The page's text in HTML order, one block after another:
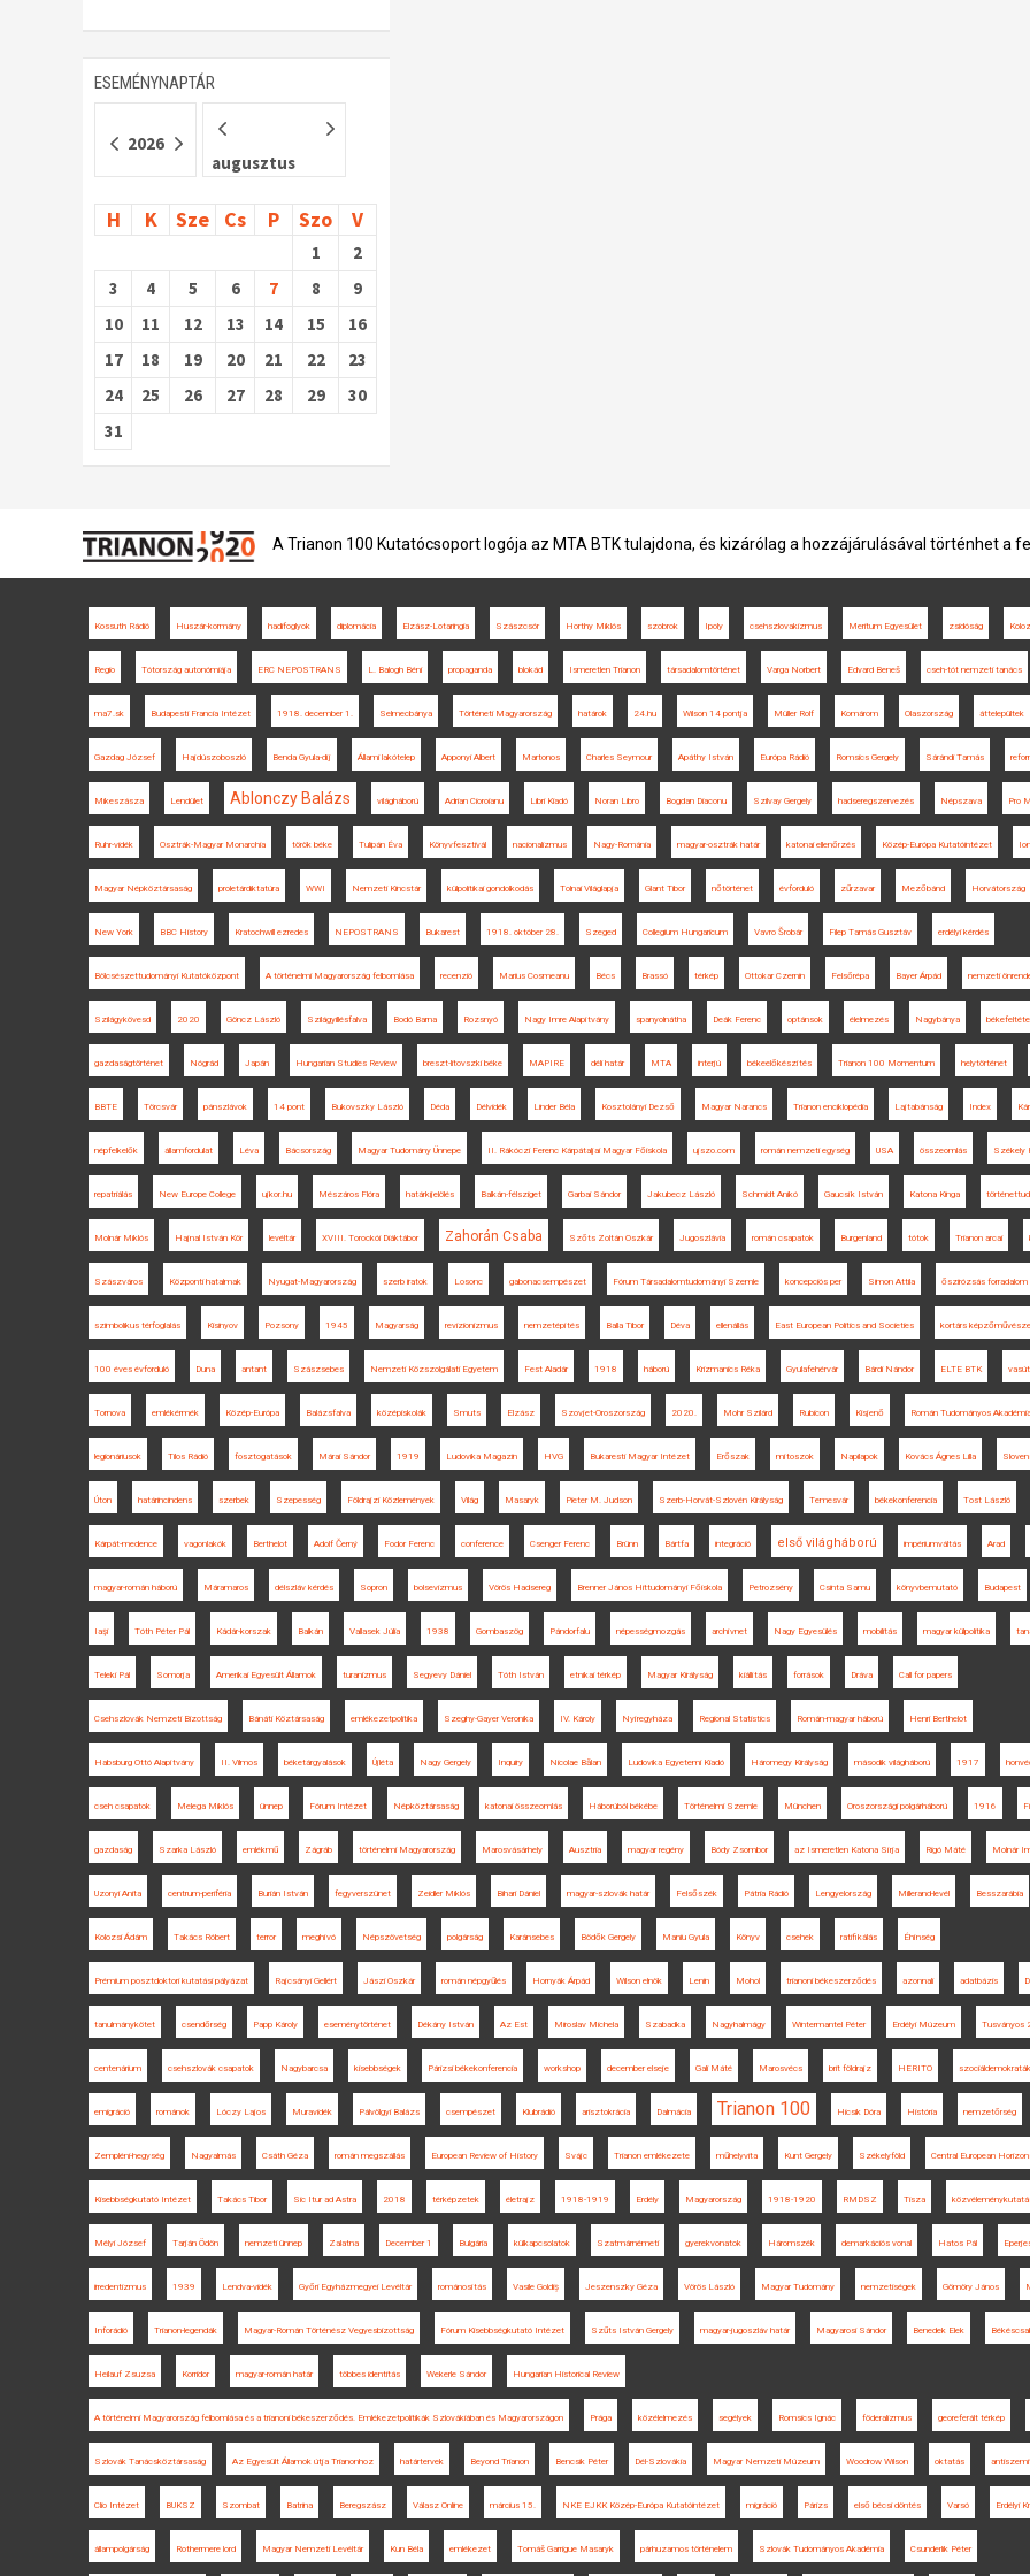
ESEMÉNYNAPTÁR
2026
augusztus
H K Sze Cs P Szo V
1
2
3
4 5 6 7 8
9
10
11 12 13 14 15
16
17
18 19 20 21 22
23
24
25 26 27 28 29
30
31
A Trianon 100 Kutatócsoport logója az MTA BTK tulajdona, és kizárólag a hozzájárulásával történhet a
Kossuth Rádió Huszár-kormány hadifoglyok diplomácia Elzász-Lotaringia Szászcsór Horthy Miklós szobrok Ipoly csehszlovakizmus Meritum Egyesület zsidóság
Regio Tótország autonómiája ERC NEPOSTRANS L. Balogh Béni propaganda blokád Ismeretlen Trianon társadalomtörténet Varga Norbert Edvard Beneš cseh-tót nemzeti tanács
ma7.sk Budapesti Francia Intézet 1918. december 1. Selmecbánya Történeti Magyarország határok 24.hu Wilson 14 pontja Müller Rolf Komárom Olaszország áttelepültek
Gazdag József Hajdúszoboszló Benda Gyula-díj Állami lakótelep Apponyi Albert Martonos Charles Seymour Apáthy István Európa Rádió Romsics Gergely Sárándi Tamás
Mikeszásza Lendület Ablonczy Balázs világháború Adrian Cioroianu Libri Kiadó Noran Libro Bogdan Diaconu Szilvay Gergely hadseregszervezés Népszava Pro
Ruhr-vidék Osztrák-Magyar Monarchia török béke Tulipán Éva Könyvfesztivál nacionalizmus Nagy-Románia magyar-osztrák határ katonai ellenőrzés Közép-Európa Kutatóintézet
Magyar Népköztársaság proletárdiktatúra WWI Nemzeti Kincstár külpolitikai gondolkodás Tolnai Világlapja Glant Tibor nőtörténet évforduló zűrzavar Mezőbánd Horvátország
New York BBC History Kratochwill ezredes NEPOSTRANS Bukarest 1918. október 28. Szeged Collegium Hungaricum Vavro Šrobár Filep Tamás Gusztáv erdélyi kérdés
Bölcsészettudományi Kutatóközpont A történelmi Magyarország felbomlása recenzió Marius Cosmeanu Bécs Brassó térkép Ottokar Czernin Felsőrépa Bayer Árpád nemzeti
Szilágykövesd 2020 Göncz László Szilágyillésfalva Bodó Barna Rozsnyó Nagy Imre Alapítvány spanyolnátha Deák Ferenc optánsok élelmezés Nagybánya
gazdaságtörténet Nógrád Japán Hungarian Studies Review breszt-litovszki béke MAPIRE déli határ MTA interjú békeelőkészítés Trianon 100 Momentum helytörténet
BBTE Törcsvár pánszlávok 14 pont Bukovszky László Déda Délvidék Linder Béla Kosztolányi Dezső Magyar Narancs Trianon enciklopédia Lajtabánság Index
népfelkelők államfordulat Léva Bácsország Magyar Tudomány Ünnepe II. Rákóczi Ferenc Kárpátaljai Magyar Főiskola ujszo.com román nemzeti egység USA összeomlás Székely
repatriálás New Europe College ujkor.hu Mészáros Flóra határkijelölés Balkán-félsziget Garbai Sándor Jakubecz László Schmidt Anikó Gaucsík István Katona Kinga
Molnár Miklós Hajnal István Kör levéltár XVIII. Torockói Diáktábor Zahorán Csaba Szőts Zoltán Oszkár Jugoszlávia román csapatok Burgenland tótok Trianon arcai
Szászváros Központi hatalmak Nyugat-Magyarország szerb iratok Losonc gabonacsempészet Fórum Társadalomtudományi Szemle koncepciós per Simon Attila őszirózsás forradalom
szimbolikus térfoglalás Kisinyov Pozsony 1945 Magyarság revizionizmus nemzetépítés Balla Tibor Déva ellenállás East European Politics and Societies kortárs
100 éves évforduló Duna antant Szászsebes Nemzeti Közszolgálati Egyetem Fest Aladár 1918 háború Krizmanics Réka Gyulafehérvár Bárdi Nándor ELTE BTK
Tornova emlékérmék Közép-Európa Balázsfalva középiskolák Smuts Elzász Szovjet-Oroszország 2020. Mohr Szilárd Rubicon Kisjenő Román Tudományos Akadémia
legionáriusok Tilos Rádió fosztogatások Márai Sándor 1919 Ludovika Magazin HVG Bukaresti Magyar Intézet Erőszak mítoszok Napilapok Kovács Ágnes Lilla
Úton határincindens szerbek Szepesség Földrajzi Közlemények Világ Masaryk Pieter M. Judson Szerb-Horvát-Szlovén Királyság Temesvár békekonferencia Tost László
Kárpát-medence vagonlakók Berthelot Adolf Černý Fodor Ferenc conference Csenger Ferenc Brünn Bártfa integráció első világháború impériumváltás Arad
magyar-román háború Máramaros délszláv kérdés Sopron bolsevizmus Vörös Hadsereg Brenner János Hittudományi Főiskola Petrozsény Csinta Samu könyvbemutató Budapest
Iaşi Tóth Péter Pál Kádár-korszak Balkán Vallasek Júlia 1938 Gombaszög Pándorfalu népességmozgás archívnet Nagy Egyesülés mobilitás magyar külpolitika
Teleki Pál Somorja Amerikai Egyesült Államok turanizmus Segyevy Dániel Tóth István etnikai térkép Magyar Királyság kiállítás források Dráva Call for papers
Csehszlovák Nemzeti Bizottság Bánáti Köztársaság emlékezetpolitika Szeghy-Gayer Veronika IV. Károly Nyíregyháza Regional Statistics Román-magyar háború Henri Berthelot
Habsburg Ottó Alapítvány II. Vilmos béketárgyalások Újléta Nagy Gergely Inquiry Nicolae Bălan Ludovika Egyetemi Kiadó Háromegy Királyság második világháború 1917
cseh csapatok Melega Miklós ünnep Fórum Intézet Népköztársaság katonai összeomlás Háborúból békébe Történelmi Szemle München Oroszországi polgárháború 1916
gazdaság Szarka László emlékmű Zágráb történelmi Magyarország Marosvásárhely Ausztria magyar regény Bódy Zsombor az Ismeretlen Katona Sírja Rigó Máté Molnár
Uzonyi Anita centrum-periféria Burián István fegyverszünet Zeidler Miklós Bihari Dániel magyar-szlovák határ Felsőszék Pátria Rádió Lengyelország Millerand-levél Besszarábia
Kolozsi Ádám Takács Róbert terror meghívó Népszövetség polgárság Karánsebes Bödők Gergely Maniu Gyula Könyv csehek ratifikálás Éhínség
Prémium posztdoktori kutatási pályázat Rajcsányi Gellért Jászi Oszkár román népgyűlés Hornyák Árpád Wilson elnök Lenin Mohol trianoni békeszerződés azonnali adatbázis
tanulmánykötet csendőrség Papp Károly eseménytörténet Dékány István Az Est Miroslav Michela Szabadka Nagyhalmágy Wintermantel Péter Erdélyi Múzeum Tusványos
centenárium csehszlovák csapatok Nagybarcsa kisebbségek Párizsi békekonferencia workshop december elseje Gali Máté Marosvécs brit földrajz HERITO szociáldemokraták
emigráció románok Lóczy Lajos Muravidék Pálvölgyi Balázs csempészet Klubrádió arisztokrácia Dalmácia Trianon 100 Hicsik Dóra História nemzetőrség
Zempléni-hegység Nagyalmás Csáth Géza román megszállás European Review of History Svájc Trianon emlékezete műhelyvita Kunt Gergely Székelyföld Central European
Kisebbségkutató Intézet Takács Tibor Sic Itur ad Astra 2018 térképzetek életrajz 1918-1919 Erdély Magyarország 1918-1920 RMDSZ Tisza
Mélyi József Tarján Ödön nemzeti ünnep Zalatna December 1 Bulgária külkapcsolatok Szatmárnémeti gyerekvonatok Háromszék demarkációs vonal Hatos Pál
irredentizmus 1939 Lendva-vidék Győri Egyházmegyei Levéltár románosítás Vasile Goldiș Jeszenszky Géza Vörös László Magyar Tudomány nemzetiségek Gömöry János
Inforádió Trianon-legendák Magyar-Román Történész Vegyesbizottság Fórum Kisebbségkutató Intézet Szűts István Gergely magyar-jugoszláv határ Magyarosi Sándor Benedek Elek
Heilauf Zsuzsa Korridor magyar-román határ többes identitás Wekerle Sándor Hungarian Historical Review
A történelmi Magyarország felbomlása és a trianoni békeszerződés. Emlékezetpolitikák Szlovákiában és Magyarországon Prága közélelmezés segélyek Romsics Ignác föderalizmus georeferált térkép
Szlovák Tanácsköztársaság Az Egyesült Államok útja Trianonhoz határtervek Beyond Trianon Bencsik Péter Dél-Szlovákia Magyar Nemzeti Múzeum Woodrow Wilson oktatás
Clio Intézet BUKSZ Szombat Batrina Beregszász Válasz Online március 15. NKE EJKK Közép-Európa Kutatóintézet migráció Párizs első bécsi döntés Varsó Erdélyi
állampolgárság Rothermere lord Magyar Nemzeti Levéltár Kun Béla emlékezet Tomáš Garrigue Masaryk párhuzamos történelem Szlovák Tudományos Akadémia Csunderlik Péter